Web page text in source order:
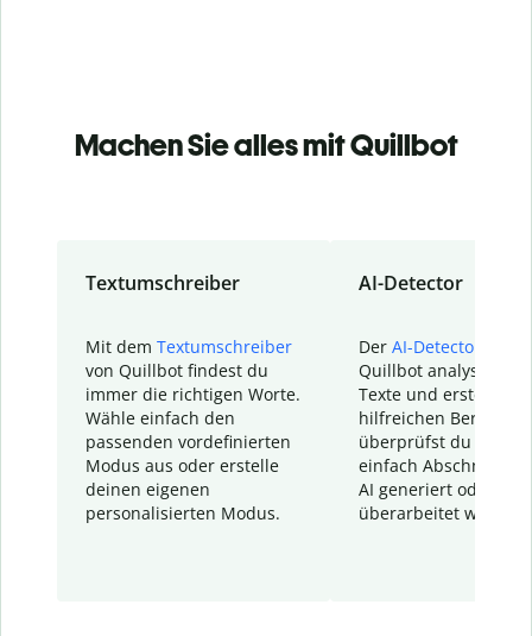
Machen Sie alles mit Quillbot
Textumschreiber
Mit dem Textumschreiber
von Quillbot findest du
immer die richtigen Worte.
Wähle einfach den
passenden vordefinierten
Modus aus oder erstelle
deinen eigenen
personalisierten Modus.
AI-Detector
Der AI-Detector
Quillbot analysiert
Texte und erstellt
hilfreichen Bericht.
überprüfst du
einfach Abschnitte,
AI generiert oder
überarbeitet wurden.